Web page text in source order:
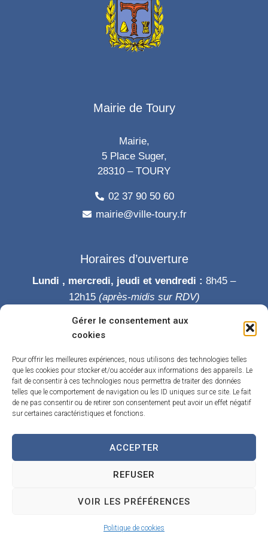
Gérer le consentement aux
cookies
Pour offrir les meilleures expériences, nous utilisons des technologies telles
que les cookies pour stocker et/ou accéder aux informations des appareils. Le
fait de consentir à ces technologies nous permettra de traiter des données
telles que le comportement de navigation ou les ID uniques sur ce site. Le fait
de ne pas consentir ou de retirer son consentement peut avoir un effet négatif
sur certaines caractéristiques et fonctions.
ACCEPTER
REFUSER
VOIR LES PRÉFÉRENCES
Politique de cookies
Mairie de Toury
Mairie,
5 Place Suger,
28310 – TOURY
02 37 90 50 60
mairie@ville-toury.fr
Horaires d’ouverture
Lundi , mercredi, jeudi et vendredi : 8h45 –
12h15 (après-midis sur RDV)
Accessibilité Contact
Traitement de données personnelles
Plan du site